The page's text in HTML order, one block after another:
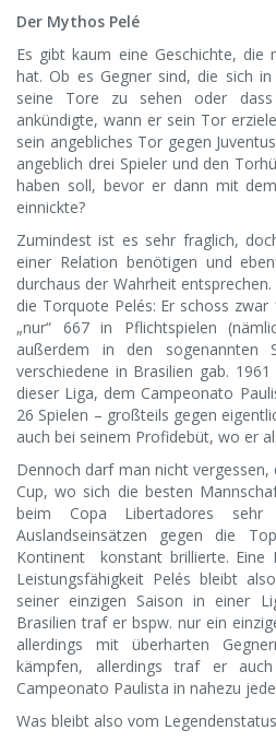
Der Mythos Pelé
Es gibt kaum eine Geschichte,
hat. Ob es Gegner sind, die sich
seine Tore zu sehen oder
ankündigte, wann er sein Tor
sein angebliches Tor gegen
angeblich drei Spieler und den
haben soll, bevor er dann mit
einnickte?
Zumindest ist es sehr fraglich,
einer Relation benötigen und
durchaus der Wahrheit
die Torquote Pelés: Er schoss
„nur“ 667 in Pflichtspielen
außerdem in den sogenannten
verschiedene in Brasilien gab.
dieser Liga, dem Campeonato
26 Spielen – großteils gegen
auch bei seinem Profidebüt, wo er
Dennoch darf man nicht vergessen,
Cup, wo sich die besten
beim Copa Libertadores
Auslandseinsätzen gegen die
Kontinent konstant brillierte. Eine
Leistungsfähigkeit Pelés bleibt
seiner einzigen Saison in einer
Brasilien traf er bspw. nur ein
allerdings mit überharten
kämpfen, allerdings traf er
Campeonato Paulista in nahezu
Was bleibt also vom